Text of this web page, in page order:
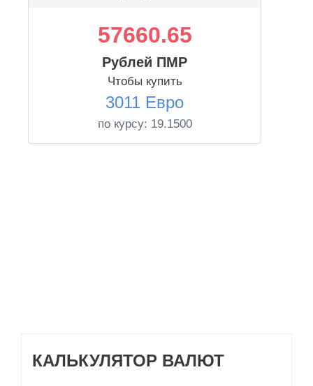
57660.65
Рублей ПМР
Чтобы купить
3011 Евро
по курсу: 19.1500
КАЛЬКУЛЯТОР ВАЛЮТ